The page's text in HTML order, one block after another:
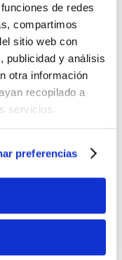
de redes
compartimos
sitio web con
publicidad y análisis
otra información
recopilado a
servicios.
preferencias